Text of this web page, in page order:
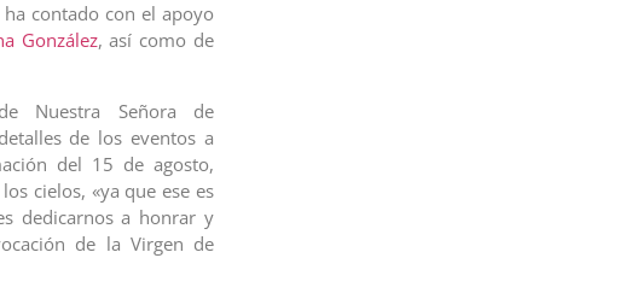
contado con el apoyo
González, así como de
Nuestra Señora de
de los eventos a
del 15 de agosto,
cielos, «ya que ese es
dedicarnos a honrar y
de la Virgen de